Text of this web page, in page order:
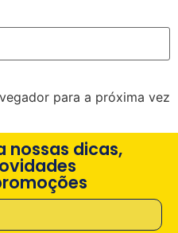
para a próxima vez
nossas dicas,